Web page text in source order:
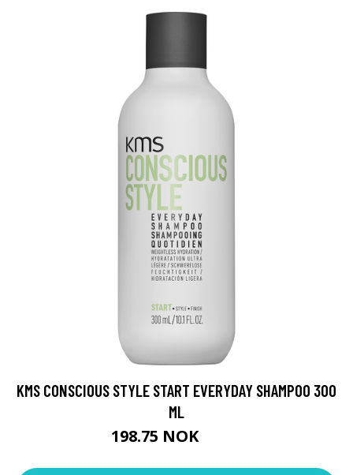
KMS CONSCIOUS STYLE START EVERYDAY SHAMPOO 300
ML
198.75 NOK